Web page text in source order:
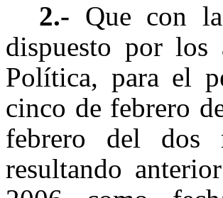
2.- Que con
dispuesto por
Política, para el
cinco de febrero
febrero del dos
resultando